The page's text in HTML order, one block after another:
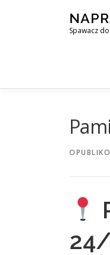
Spawacz
24/